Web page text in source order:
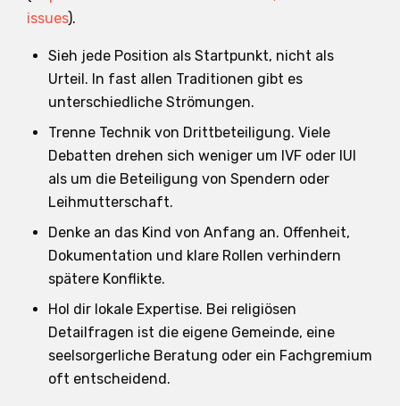
issues).
Sieh jede Position als Startpunkt, nicht als
Urteil. In fast allen Traditionen gibt es
unterschiedliche Strömungen.
Trenne Technik von Drittbeteiligung. Viele
Debatten drehen sich weniger um IVF oder IUI
als um die Beteiligung von Spendern oder
Leihmutterschaft.
Denke an das Kind von Anfang an. Offenheit,
Dokumentation und klare Rollen verhindern
spätere Konflikte.
Hol dir lokale Expertise. Bei religiösen
Detailfragen ist die eigene Gemeinde, eine
seelsorgerliche Beratung oder ein Fachgremium
oft entscheidend.